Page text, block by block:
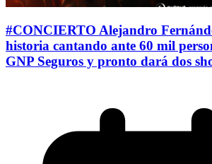
#CONCIERTO Alejandro
historia cantando ante 60 mil
GNP Seguros y pronto dará dos